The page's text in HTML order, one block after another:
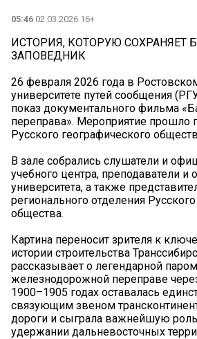
05:46 02.03.2026 16+
ИСТОРИЯ, КОТОРУЮ СОХРАНЯЕТ
ЗАПОВЕДНИК
26 февраля 2026 года в
университете путей сообщения
показ документального фильма
переправа». Мероприятие прошло
Русского географического
В зале собрались слушатели и
учебного центра, преподаватели и
университета, а также
регионального отделения
общества.
Картина переносит зрителя к
истории строительства
рассказывает о легендарной
железнодорожной переправе
1900–1905 годах оставалась
связующим звеном
дороги и сыграла важнейшую
удержании дальневосточных